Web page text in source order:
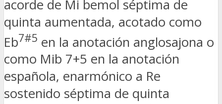
acorde de Mi bemol séptima de
quinta aumentada, acotado como
Eb7#5 en la anotación anglosajona o
como Mib 7+5 en la anotación
española, enarmónico a Re
sostenido séptima de quinta